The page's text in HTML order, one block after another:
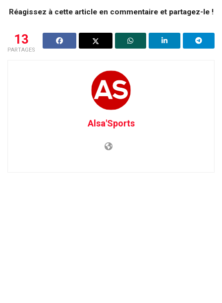
Réagissez à cette article en commentaire et partagez-le !
13
PARTAGES
Alsa'Sports